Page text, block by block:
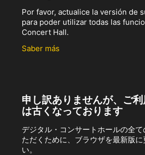
Por favor, actualice la versión de
para poder utilizar todas las
Concert Hall.
Saber más
申し訳ありませんが、ご
は古くなっております
デジタル・コンサートホールの全
ただくために、ブラウザを最新版に
い。